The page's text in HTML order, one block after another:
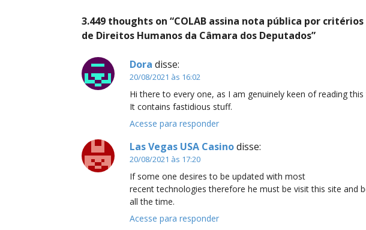
3.449 thoughts on “COLAB assina nota pública por
de Direitos Humanos da Câmara dos Deputados”
Dora disse:
20/08/2021 às 16:02
Hi there to every one, as I am genuinely keen of reading
It contains fastidious stuff.
Acesse para responder
Las Vegas USA Casinodisse:
20/08/2021 às 17:20
If some one desires to be updated with most
recent technologies therefore he must be visit this site and
all the time.
Acesse para responder